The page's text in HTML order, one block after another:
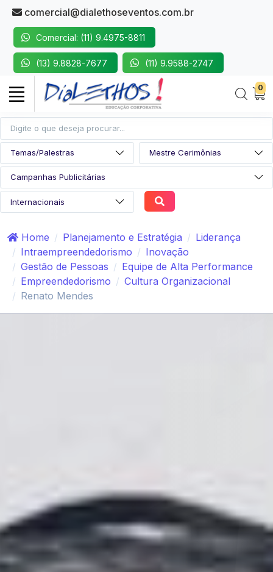
comercial@dialethoseventos.com.br
Comercial: (11) 9.4975-8811
(13) 9.8828-7677 (11) 9.9588-2747
0
Home Planejamento e Estratégia
Liderança
Intraempreendedorismo
Inovação
Gestão de Pessoas
Equipe de Alta Performance
Empreendedorismo
Cultura Organizacional
Renato Mendes